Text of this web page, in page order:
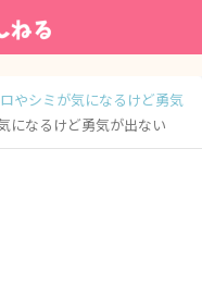
やシミが気になるけど勇気
になるけど勇気が出ない